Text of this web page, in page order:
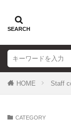
HOME Staff
CATEGORY